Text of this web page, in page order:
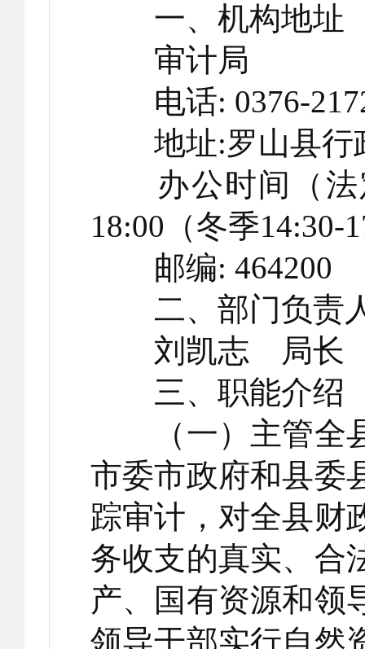
一、机构地址
审计局
电话: 0376-
地址:罗山县行
办公时间（法定
18:00（冬季14:30-
邮编: 464200
二、部门负责
刘凯志 局长
三、职能介绍
（一）主管全县
市委市政府和县委
踪审计，对全县财
务收支的真实、合
产、国有资源和领
领导干部实行自然